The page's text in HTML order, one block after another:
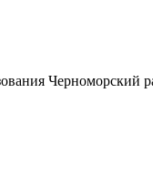
Черноморский